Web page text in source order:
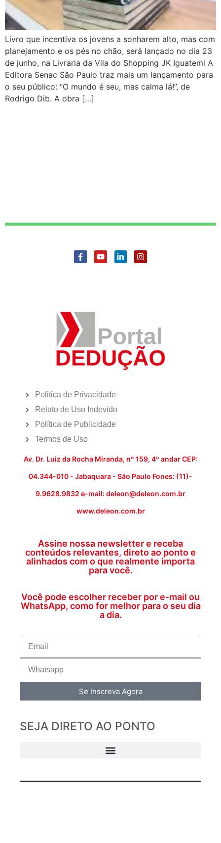
Livro que incentiva os jovens a sonharem alto, mas com
planejamento e os pés no chão, será lançado no dia 23
de junho, na Livraria da Vila do Shopping JK Iguatemi A
Editora Senac São Paulo traz mais um lançamento para
o seu público: “O mundo é seu, mas calma lá!”, de
Rodrigo Dib. A obra […]
Politica de Privacidade
Relato de Uso Indevido
Política de Publicidade
Termos de Uso
Av. Dr. Luiz da Rocha Miranda, nº 159, 4º andar CEP:
04.344-010 - Jabaquara - São Paulo Fones: (11)-
9.9628.9832 e-mail: deleon@deleon.com.br
www.deleon.com.br
Assine nossa newsletter e receba
conteúdos relevantes, direto ao ponto e
alinhados com o que realmente importa
para você.
Você pode escolher receber por e-mail ou
WhatsApp, como for melhor para o seu dia
a dia.
Se Inscreva Agora
SEJA DIRETO AO PONTO